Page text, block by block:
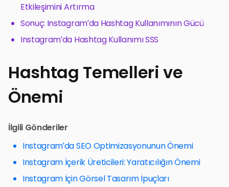
Etkileşimini Artırma
Sonuç: Instagram’da Hashtag Kullanımının Gücü
Instagram’da Hashtag Kullanımı SSS
Hashtag Temelleri ve
Önemi
İlgili Gönderiler
Instagram’da SEO Optimizasyonunun Önemi
Instagram İçerik Üreticileri: Yaratıcılığın Önemi
Instagram İçin Görsel Tasarım İpuçları